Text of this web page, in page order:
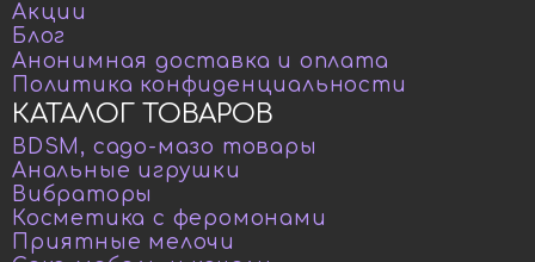
КАТАЛОГ ТОВАРОВ
BDSM, садо-мазо товары
Анальные игрушки
Вибраторы
Косметика с феромонами
Приятные мелочи
Акции
Блог
Анонимная доставка и оплата
Политика конфиденциальности